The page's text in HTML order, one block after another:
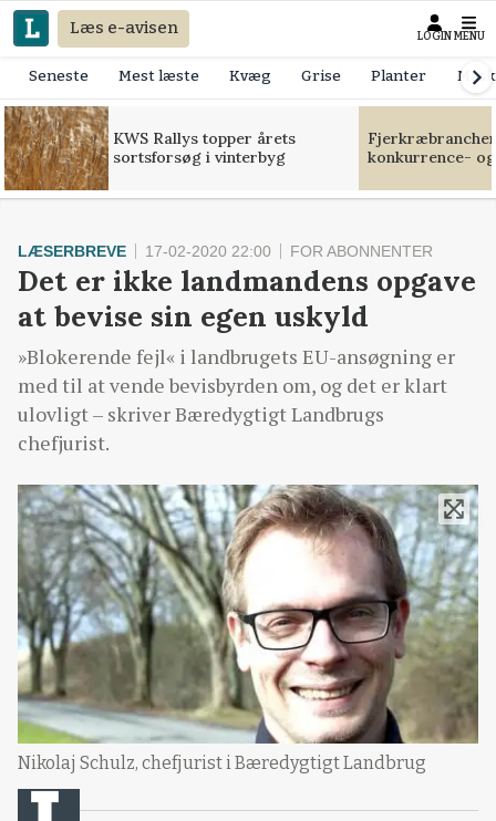
Læs e-avisen LOGIN MENU
Seneste Mest læste Kvæg Grise Planter
KWS Rallys topper årets
sortsforsøg i vinterbyg
konkurrence-
LÆSERBREVE 17-02-2020 22:00 FOR ABONNENTER
Det er ikke landmandens opgave
at bevise sin egen uskyld
»Blokerende fejl« i landbrugets EU-ansøgning er
med til at vende bevisbyrden om, og det er klart
ulovligt – skriver Bæredygtigt Landbrugs
chefjurist.
Nikolaj Schulz, chefjurist i Bæredygtigt Landbrug